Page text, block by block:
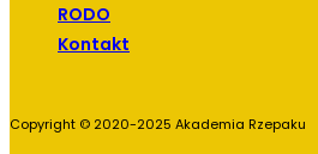
Copyright © 2020-2025 Akademia Rzepaku
RODO
Kontakt